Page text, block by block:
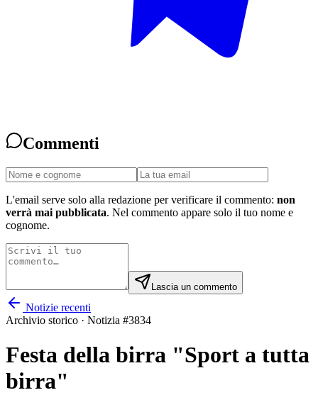
Commenti
L'email serve solo alla redazione per verificare il commento: non
verrà mai pubblicata. Nel commento appare solo il tuo nome e
cognome.
Lascia un commento
Notizie recenti
Archivio storico · Notizia #3834
Festa della birra "Sport a tutta
birra"